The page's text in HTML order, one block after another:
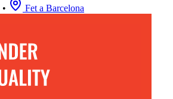
• Fet a Barcelona